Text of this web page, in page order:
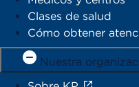
Clases de salud
Cómo obtener
Nuestra